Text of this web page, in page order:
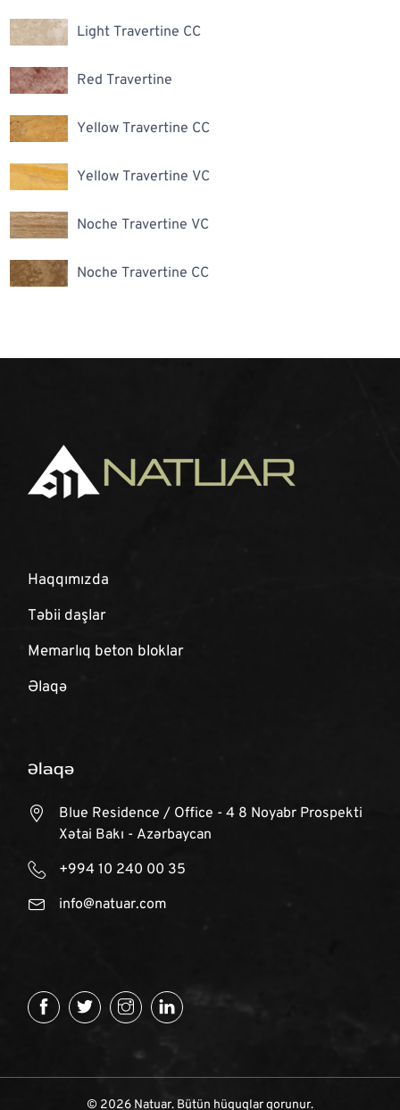
Light Travertine CC
Red Travertine
Yellow Travertine CC
Yellow Travertine VC
Noche Travertine VC
Noche Travertine CC
Haqqımızda
Təbii daşlar
Memarlıq beton bloklar
Əlaqə
Əlaqə
Blue Residence / Office - 4 8 Noyabr Prospekti
Xətai Bakı - Azərbaycan
+994 10 240 00 35
info@natuar.com
© 2026 Natuar. Bütün hüquqlar qorunur.